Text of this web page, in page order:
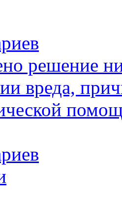
решение
вреда,